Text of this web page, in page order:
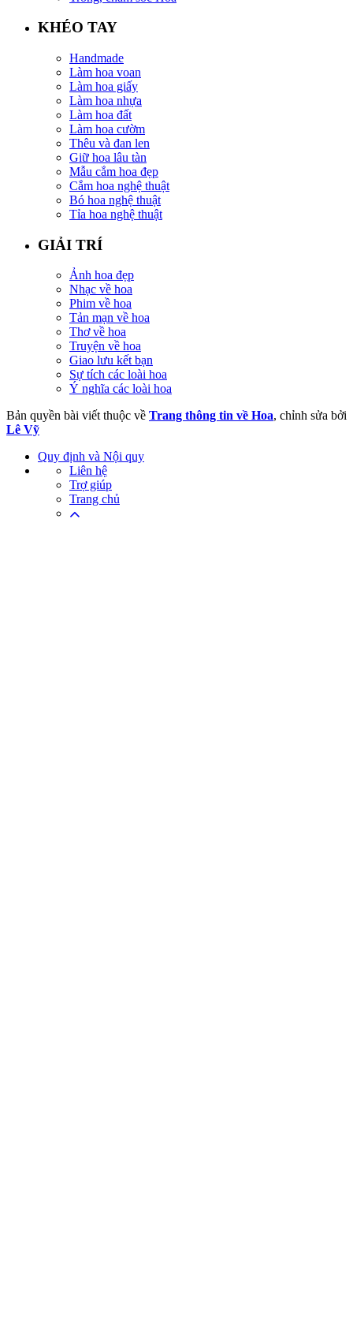
KHÉO TAY
Handmade
Làm hoa voan
Làm hoa giấy
Làm hoa nhựa
Làm hoa đất
Làm hoa cườm
Thêu và đan len
Giữ hoa lâu tàn
Mẫu cắm hoa đẹp
Cắm hoa nghệ thuật
Bó hoa nghệ thuật
Tỉa hoa nghệ thuật
GIẢI TRÍ
Ảnh hoa đẹp
Nhạc về hoa
Phim về hoa
Tản mạn về hoa
Thơ về hoa
Truyện về hoa
Giao lưu kết bạn
Sự tích các loài hoa
Ý nghĩa các loài hoa
Bản quyền bài viết thuộc về Trang thông tin về Hoa, chỉnh sửa bởi
Lê Vỹ
Quy định và Nội quy
Liên hệ
Trợ giúp
Trang chủ